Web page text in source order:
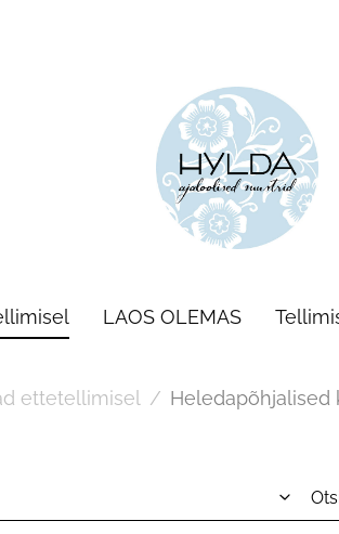
LAOS OLEMAS
ettetellimisel /